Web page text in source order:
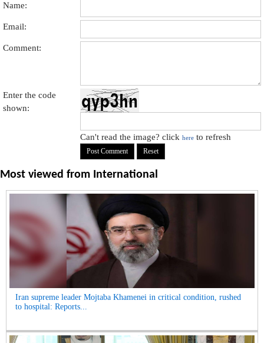
Name:
Email:
Comment:
Enter the code
shown:
Can't read the image? clickhere to refresh
Most viewed from International
Iran supreme leader Mojtaba Khamenei in critical condition, rushed
to hospital: Reports...